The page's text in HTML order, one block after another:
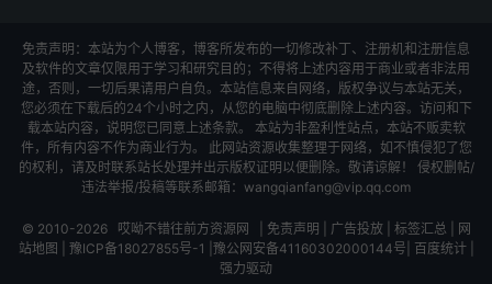
免责声明：本站为个人博客，博客所发布的一切修改补丁、注册机和注册信息
及软件的文章仅限用于学习和研究目的；不得将上述内容用于商业或者非法用
途，否则，一切后果请用户自负。本站信息来自网络，版权争议与本站无关，
您必须在下载后的24个小时之内，从您的电脑中彻底删除上述内容。访问和下
载本站内容，说明您已同意上述条款。 本站为非盈利性站点，本站不贩卖软
件，所有内容不作为商业行为。 此网站资源收集整理于网络，如不慎侵犯了您
的权利，请及时联系站长处理并出示版权证明以便删除。敬请谅解！ 侵权删帖/
违法举报/投稿等联系邮箱：wangqianfang@vip.qq.com
© 2010-2026 哎呦不错往前方资源网 免责声明 广告投放| 标签汇总
网
站地图
豫ICP备18027855号-1 豫公网安备41160302000144号 百度统计|
强力驱动